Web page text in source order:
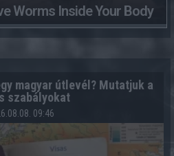
Worms Inside Your Body
magyar útlevél? Mutatjuk a
szabályokat
09:46